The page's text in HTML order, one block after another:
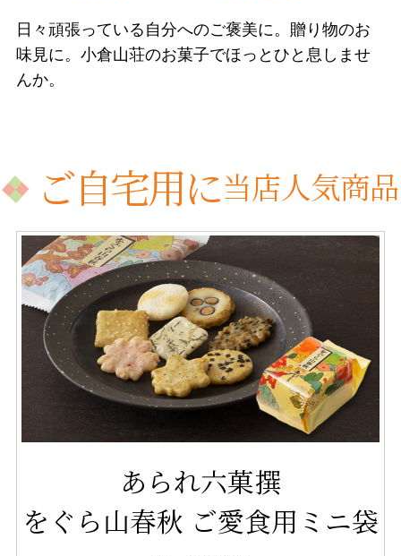
日々頑張っている自分へのご褒美に。贈り物のお
味見に。小倉山荘のお菓子でほっとひと息しませ
んか。
ご自宅用に当店人気商品
あられ六菓撰
をぐら山春秋 ご愛食用ミニ袋